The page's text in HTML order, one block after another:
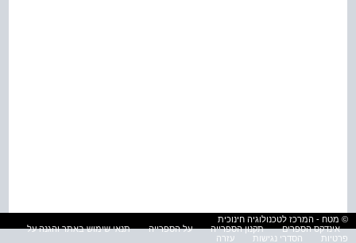
© מטח - המרכז לטכנולוגיה חינוכית
אינדקס הספרים
תקנון הספרייה על הספרייה
תנאי שימוש באתר והגנה על
פרטיות
הסדרי נגישות עזרה